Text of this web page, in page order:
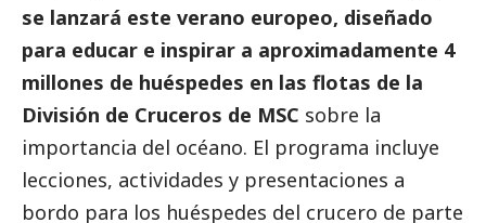
se lanzará este verano europeo, diseñado
para educar e inspirar a aproximadamente 4
millones de huéspedes en las flotas de la
División de Cruceros de MSC sobre la
importancia del océano. El programa incluye
lecciones, actividades y presentaciones a
bordo para los huéspedes del crucero de parte